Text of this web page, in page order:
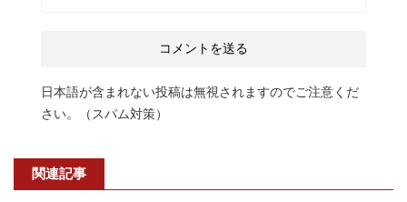
日本語が含まれない投稿は無視されますのでご注意くだ
さい。（スパム対策）
関連記事